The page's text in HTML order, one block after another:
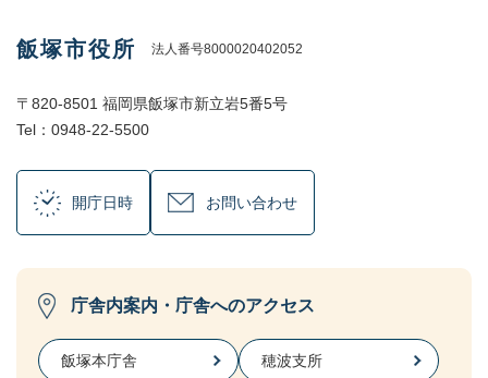
飯塚市役所 法人番号8000020402052
〒820-8501 福岡県飯塚市新立岩5番5号
Tel：0948-22-5500
開庁日時 お問い合わせ
庁舎内案内・庁舎へのアクセス
飯塚本庁舎 穂波支所